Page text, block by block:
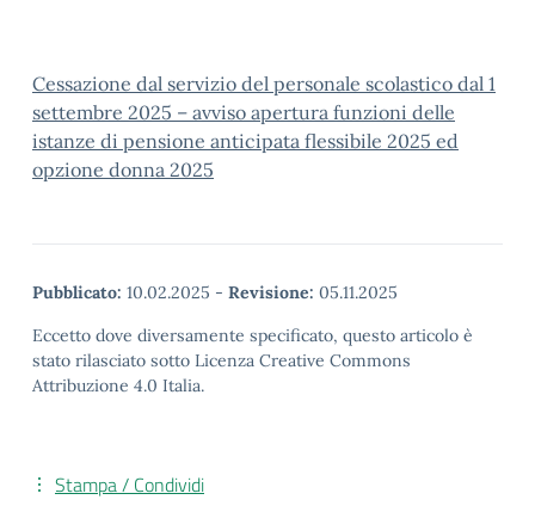
Cessazione dal servizio del personale scolastico dal 1
settembre 2025 – avviso apertura funzioni delle
istanze di pensione anticipata flessibile 2025 ed
opzione donna 2025
Pubblicato: 10.02.2025 - Revisione: 05.11.2025
Eccetto dove diversamente specificato, questo articolo è
stato rilasciato sotto Licenza Creative Commons
Attribuzione 4.0 Italia.
Stampa / Condividi